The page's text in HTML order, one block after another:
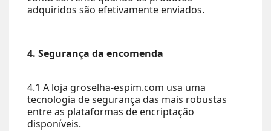
adquiridos são efetivamente enviados.
4. Segurança da encomenda
4.1 A loja groselha-espim.com usa uma
tecnologia de segurança das mais robustas
entre as plataformas de encriptação
disponíveis.